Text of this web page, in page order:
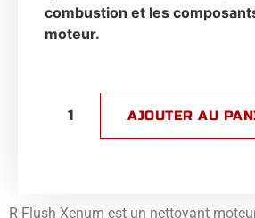
combustion et les
moteur.
AJOUTER AU
R-Flush Xenum est un nettoyant